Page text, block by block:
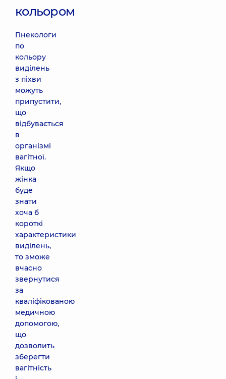
кольором
Гінекологи
по
кольору
виділень
з піхви
можуть
припустити,
що
відбувається
в
організмі
вагітної.
Якщо
жінка
буде
знати
хоча б
короткі
характеристики
виділень,
то зможе
вчасно
звернутися
за
кваліфікованою
медичною
допомогою,
що
дозволить
зберегти
вагітність